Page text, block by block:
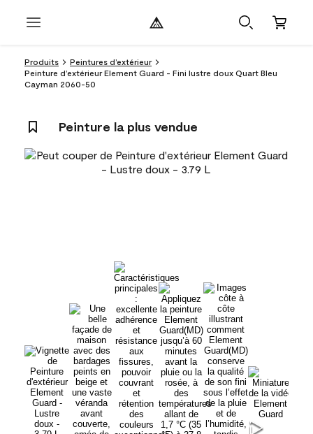
Produits
Peintures d’extérieur
Peinture d’extérieur Element Guard - Fini lustre doux Quart Bleu
Cayman 2060-50
Peinture la plus vendue